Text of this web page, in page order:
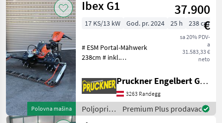
strojevi /
Polovna mašina
Ibex G1
37.900
€
sa 20% PDV-
a
31.583,33 €
neto
17 KS/13 kW God. pr. 2024 25 h 238 cm
# ESM Portal-Mähwerk
238cm # inkl.
Kawasaki Motor #
Knickholm # Umkehrlüfter
# Beleuchtungsset vorne 2x
LED-Scheinwerfer #
Beleuchtung Fu
Pruckner Engelbert GmbH
3263 Randegg
Poljoprivredni
motorni
Premium Plus prodavac